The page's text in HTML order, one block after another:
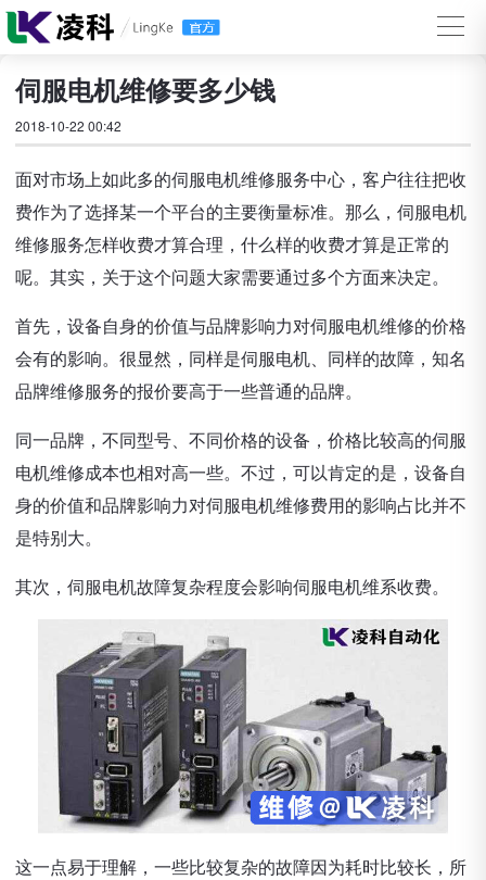
伺服电机维修要多少钱
2018-10-22 00:42
面对市场上如此多的伺服电机维修服务中心，客户往往把收
费作为了选择某一个平台的主要衡量标准。那么，伺服电机
维修服务怎样收费才算合理，什么样的收费才算是正常的
呢。其实，关于这个问题大家需要通过多个方面来决定。
首先，设备自身的价值与品牌影响力对伺服电机维修的价格
会有的影响。很显然，同样是伺服电机、同样的故障，知名
品牌维修服务的报价要高于一些普通的品牌。
同一品牌，不同型号、不同价格的设备，价格比较高的伺服
电机维修成本也相对高一些。不过，可以肯定的是，设备自
身的价值和品牌影响力对伺服电机维修费用的影响占比并不
是特别大。
其次，伺服电机故障复杂程度会影响伺服电机维系收费。
这一点易于理解，一些比较复杂的故障因为耗时比较长，所